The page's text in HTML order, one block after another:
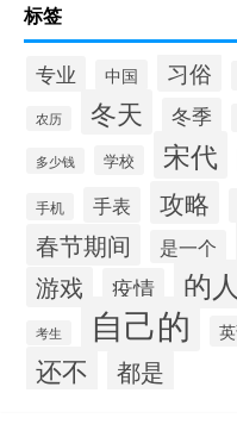
标签
专业 中国 习俗
农历 冬天 冬季
多少钱 学校 宋代
手机 手表 攻略
春节期间 是一个
游戏 疫情 的人
考生 自己的
还不 都是